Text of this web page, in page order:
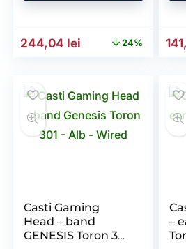
Prețul inițial a fost: 319,49
244,04 lei Prețul curent
24%
Casti Gaming
Head – band
GENESIS Toron 301
–